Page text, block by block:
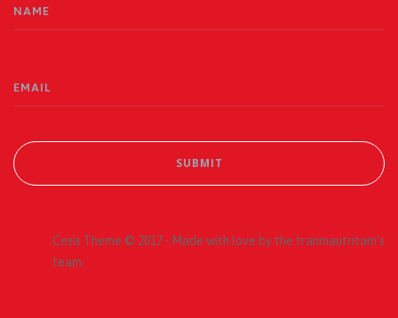
Cesis Theme © 2017 • Made with love by the tranmautritam's
team.